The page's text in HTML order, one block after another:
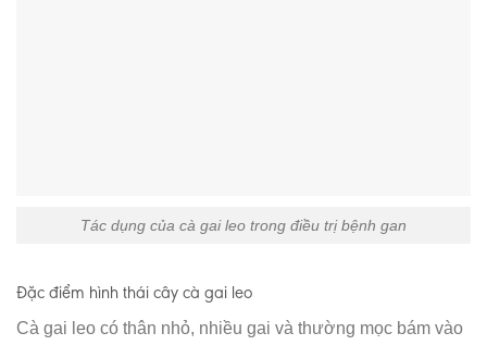
Tác dụng của cà gai leo trong điều trị bệnh gan
Đặc điểm hình thái cây cà gai leo
Cà gai leo có thân nhỏ, nhiều gai và thường mọc bám vào